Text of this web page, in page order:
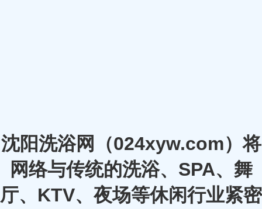
沈阳洗浴网（024xyw.com）将
网络与传统的洗浴、SPA、舞
厅、KTV、夜场等休闲行业紧密